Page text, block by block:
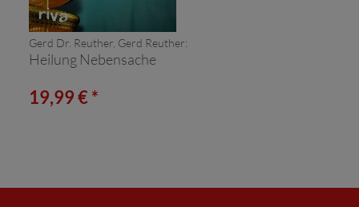
Gerd Dr. Reuther, Gerd Reuther:
Heilung Nebensache
19,99 € *